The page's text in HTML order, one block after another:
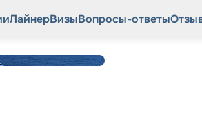
ЛайнерВизыВопросы-ответы